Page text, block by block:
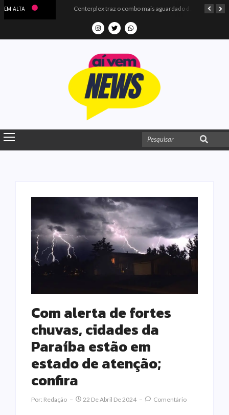
EM ALTA
Com alerta de fortes
chuvas, cidades da
Paraíba estão em
estado de atenção;
confira
Por: Redação 22 De Abril De 2024 Comentário